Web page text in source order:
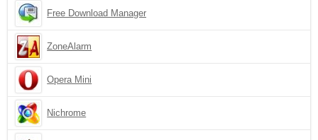
Free Download Manager
ZoneAlarm
Opera Mini
Nichrome